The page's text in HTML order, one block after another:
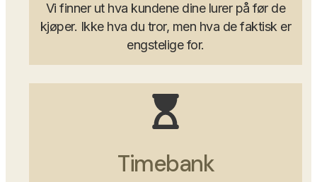
Vi finner ut hva kundene dine lurer på før de
kjøper. Ikke hva du tror, men hva de faktisk er
engstelige for.
Timebank